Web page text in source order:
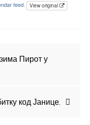
feed View original
Пирот у
код Јанице.